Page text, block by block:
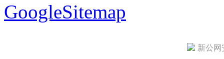
GoogleSitemap
新公网